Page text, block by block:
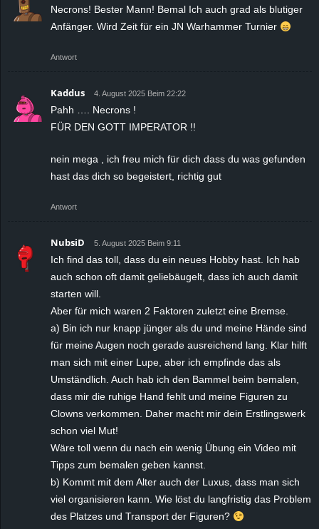
Necrons! Bester Mann! Bemal Ich auch grad als blutiger
Anfänger. Wird Zeit für ein JN Warhammer Turnier
Antwort
Kaddus 4. August 2025 Beim 22:22
Pahh …. Necrons !
FÜR DEN GOTT IMPERATOR !!
nein mega , ich freu mich für dich dass du was gefunden
hast das dich so begeistert, richtig gut
Antwort
NubsiD 5. August 2025 Beim 9:11
Ich find das toll, dass du ein neues Hobby hast. Ich hab
auch schon oft damit geliebäugelt, dass ich auch damit
starten will.
Aber für mich waren 2 Faktoren zuletzt eine Bremse.
a) Bin ich nur knapp jünger als du und meine Hände sind
für meine Augen noch gerade ausreichend lang. Klar hilft
man sich mit einer Lupe, aber ich empfinde das als
Umständlich. Auch hab ich den Bammel beim bemalen,
dass mir die ruhige Hand fehlt und meine Figuren zu
Clowns verkommen. Daher macht mir dein Erstlingswerk
schon viel Mut!
Wäre toll wenn du nach ein wenig Übung ein Video mit
Tipps zum bemalen geben kannst.
b) Kommt mit dem Alter auch der Luxus, dass man sich
viel organisieren kann. Wie löst du langfristig das Problem
des Platzes und Transport der Figuren?